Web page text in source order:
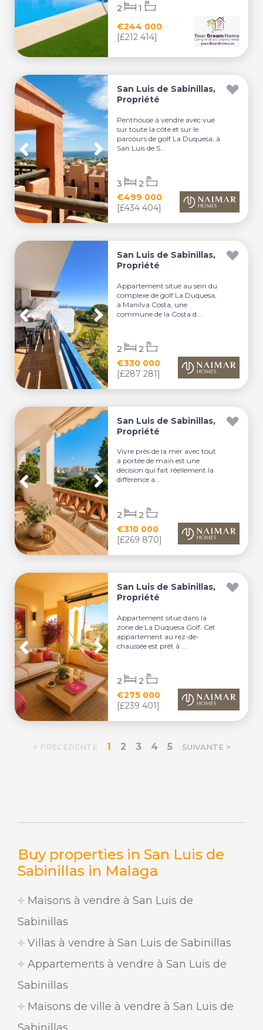
Buy properties in San Luis de
Sabinillas in Malaga
Maisons à vendre à San Luis de
Sabinillas
Villas à vendre à San Luis de Sabinillas
Appartements à vendre à San Luis de
Sabinillas
Maisons de ville à vendre à San Luis de
€244 000
[£212 414]
2 1
San Luis de Sabinillas,
Propriété
Penthouse à vendre avec vue
sur toute la côte et sur le
parcours de golf La Duquesa, à
San Luis de S...
€499 000
[£434 404]
3 2
San Luis de Sabinillas,
Propriété
Appartement situé au sein du
complexe de golf La Duquesa,
à Manilva Costa, une
commune de la Costa d...
€330 000
[£287 281]
2 2
San Luis de Sabinillas,
Propriété
Vivre près de la mer avec tout
à portée de main est une
décision qui fait réellement la
différence a...
€310 000
[£269 870]
2 2
San Luis de Sabinillas,
Propriété
Appartement situé dans la
zone de La Duquesa Golf. Cet
appartement au rez-de-
chaussée est prêt à ...
€275 000
[£239 401]
2 2
< PRÉCÉDENTE 1 2 3 4 5 SUIVANTE >